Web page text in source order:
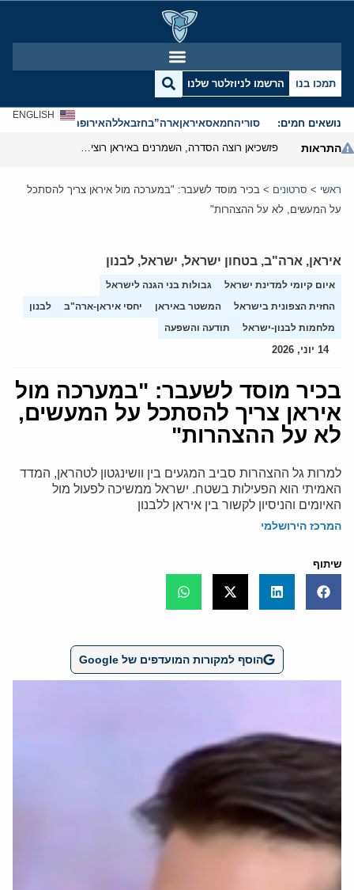
תמכו בנו הרשמו לניוזלטר שלנו
נושאים חמים: סוריהחמאסאיראןארה”בחזבאללהאירופהאנטישמיות
ENGLISH
התראות
ראשי > סרטונים > בכיר מוסד לשעבר: "במערכה מול איראן צריך להסתכל
על המעשים, לא על ההצהרות"
איראן, ארה"ב, בטחון ישראל, ישראל, לבנון
איום קיומי למדינת ישראל
גבולות בני הגנה לישראל
החזית הצפונית בישראל
המשטר באיראן יחסי איראן-ארה"ב
לבנון
מלחמות לבנון-ישראל
תודעה והשפעה
14 יוני, 2026
בכיר מוסד לשעבר: "במערכה מול
איראן צריך להסתכל על המעשים,
לא על ההצהרות"
למרות גל ההצהרות סביב המגעים בין וושינגטון לטהראן, המדד
האמיתי הוא הפעילות בשטח. ישראל ממשיכה לפעול מול
האיומים והניסיון לקשור בין איראן ללבנון
המרכז הירושלמי
שיתוף
הוסף למקורות המועדפים של Google